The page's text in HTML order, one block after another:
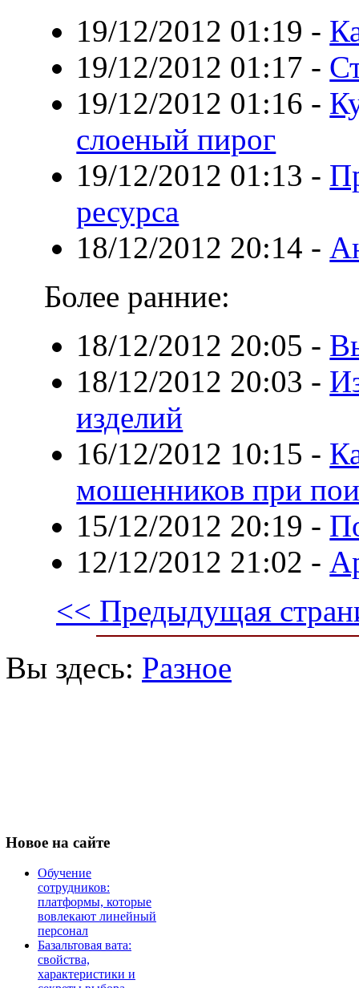
19/12/2012 01:19 -
19/12/2012 01:17 -
19/12/2012 01:16 -
слоеный пирог
19/12/2012 01:13 -
ресурса
18/12/2012 20:14 -
Более ранние:
18/12/2012 20:05 -
18/12/2012 20:03 -
изделий
16/12/2012 10:15 -
мошенников при
15/12/2012 20:19 -
12/12/2012 21:02 -
<< Предыдущая
Вы здесь: Разное
Новое на сайте
Обучение
сотрудников:
платформы, которые
вовлекают линейный
персонал
Базальтовая вата:
свойства,
характеристики и